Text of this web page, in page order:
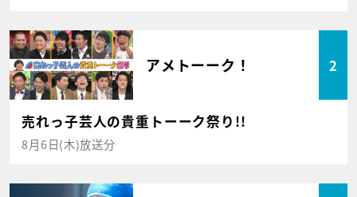
アメトーーク！ 2
売れっ子芸人の貴重トーーク祭り!!
8月6日(木)放送分